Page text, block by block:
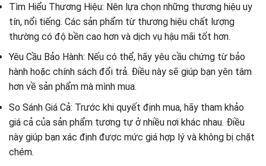
Tìm Hiểu Thương Hiệu: Nên lựa chọn những thương hiệu uy
tín, nổi tiếng. Các sản phẩm từ thương hiệu chất lượng
thường có độ bền cao hơn và dịch vụ hậu mãi tốt hơn.
Yêu Cầu Bảo Hành: Nếu có thể, hãy yêu cầu chứng từ bảo
hành hoặc chính sách đổi trả. Điều này sẽ giúp bạn yên tâm
hơn về sản phẩm mà mình mua.
So Sánh Giá Cả: Trước khi quyết định mua, hãy tham khảo
giá cả của sản phẩm tương tự ở nhiều nơi khác nhau. Điều
này giúp bạn xác định được mức giá hợp lý và không bị chặt
chém.